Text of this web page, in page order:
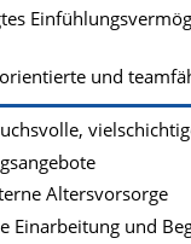
und
Altersvorsorge
Einarbeitung und